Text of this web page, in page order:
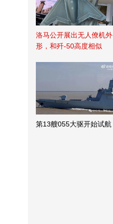
洛马公开展出无人僚机外
形，和歼-50高度相似
第13艘055大驱开始试航